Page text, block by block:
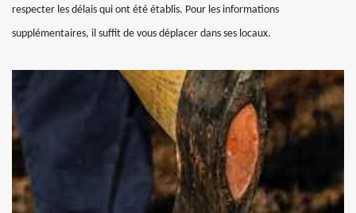
respecter les délais qui ont été établis. Pour les informations
supplémentaires, il suffit de vous déplacer dans ses locaux.